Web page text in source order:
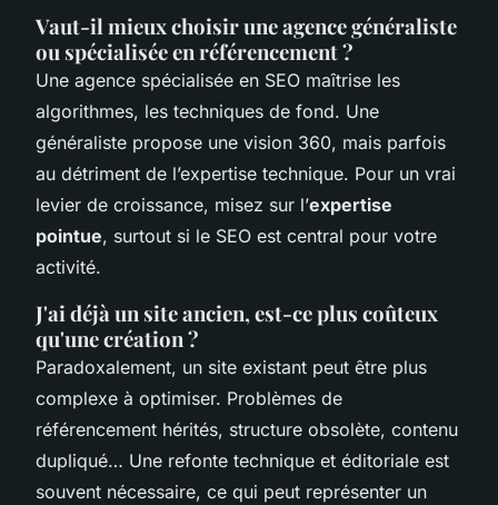
Vaut-il mieux choisir une agence généraliste
ou spécialisée en référencement ?
Une agence spécialisée en SEO maîtrise les
algorithmes, les techniques de fond. Une
généraliste propose une vision 360, mais parfois
au détriment de l’expertise technique. Pour un vrai
levier de croissance, misez sur l’expertise
pointue, surtout si le SEO est central pour votre
activité.
J'ai déjà un site ancien, est-ce plus coûteux
qu'une création ?
Paradoxalement, un site existant peut être plus
complexe à optimiser. Problèmes de
référencement hérités, structure obsolète, contenu
dupliqué… Une refonte technique et éditoriale est
souvent nécessaire, ce qui peut représenter un